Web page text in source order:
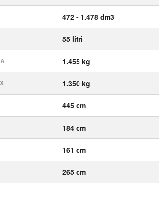
472 - 1.478 dm3
55 litri
1.455 kg
1.350 kg
445 cm
184 cm
161 cm
265 cm